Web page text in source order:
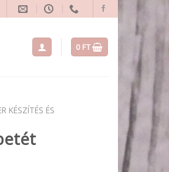
0 FT
KÉSZÍTÉS ÉS